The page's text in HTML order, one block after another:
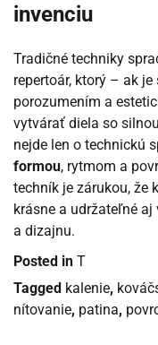
invenciu
Tradičné techniky
repertoár, ktorý – ak
porozumením a
vytvárať diela so
nejde len o technickú
formou, rytmom a
techník je zárukou, že
krásne a udržateľné
a dizajnu.
Posted in T
Tagged kalenie,
nítovanie, patina,